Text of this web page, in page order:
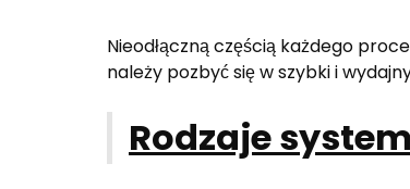
Nieodłączną częścią każdego
należy pozbyć się w szybki i
Rodzaje